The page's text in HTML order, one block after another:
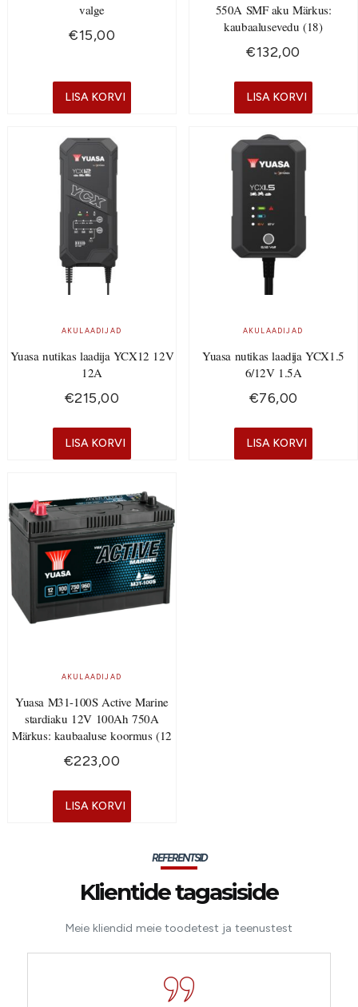
valge
€15,00
LISA KORVI
550A SMF aku Märkus:
kaubaalusevedu (18)
€132,00
LISA KORVI
AKULAADIJAD
Yuasa nutikas laadija YCX12 12V
12A
€215,00
LISA KORVI
AKULAADIJAD
Yuasa nutikas laadija YCX1.5
6/12V 1.5A
€76,00
LISA KORVI
AKULAADIJAD
Yuasa M31-100S Active Marine
stardiaku 12V 100Ah 750A
Märkus: kaubaaluse koormus (12
€223,00
LISA KORVI
REFERENTSID
Klientide tagasiside
Meie kliendid meie toodetest ja teenustest